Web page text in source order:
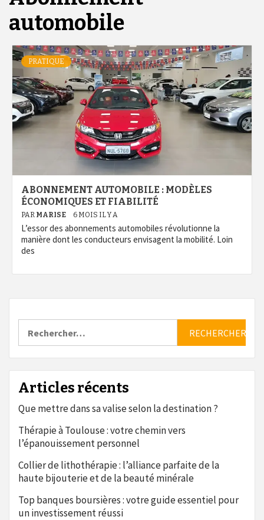
automobile
PRATIQUE
ABONNEMENT AUTOMOBILE : MODÈLES
ÉCONOMIQUES ET FIABILITÉ
PAR MARISE 6 MOIS IL Y A
L’essor des abonnements automobiles révolutionne la
manière dont les conducteurs envisagent la mobilité. Loin
des
Articles récents
Que mettre dans sa valise selon la destination ?
Thérapie à Toulouse : votre chemin vers
l’épanouissement personnel
Collier de lithothérapie : l’alliance parfaite de la
haute bijouterie et de la beauté minérale
Top banques boursières : votre guide essentiel pour
un investissement réussi